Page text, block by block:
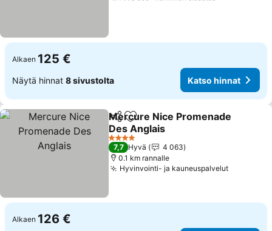
Alkaen 125 €
Näytä hinnat 8 sivustolta Katso hinnat
Jaa Lisää suosikkeihin
Mercure Nice Promenade
Des Anglais
4 Tähtiluokitus
7,7 Hyvä
4 063
0.1 km rannalle
Hyvinvointi- ja kauneuspalvelut
Alkaen 126 €